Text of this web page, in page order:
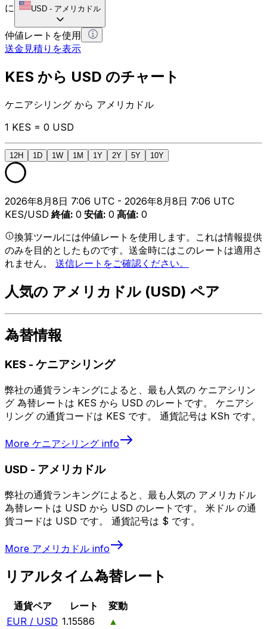
に
USD - アメリカドル
仲値レートを使用
送金見積りを表示
KES から USD のチャート
ケニアシリング から アメリカドル
1 KES = 0 USD
12H 1D 1W 1M 1Y 2Y 5Y 10Y
2026年8月8日 7:06 UTC - 2026年8月8日 7:06 UTC
KES/USD 終値: 0 安値: 0 高値: 0
換算ツールには仲値レートを使用します。これは情報提供
のみを目的としたものです。送金時にはこのレートは適用さ
れません。 送信レートをご確認ください。
人気の アメリカドル (USD) ペア
為替情報
KES - ケニアシリング
弊社の通貨ランキングによると、最も人気の ケニアシリン
グ 為替レートは KES から USD のレートです。 ケニアシ
リング の通貨コードは KES です。 通貨記号は KSh です。
More ケニアシリング info
USD - アメリカドル
弊社の通貨ランキングによると、最も人気の アメリカドル
為替レートは USD から USD のレートです。 米ドル の通
貨コードは USD です。 通貨記号は $ です。
More アメリカドル info
リアルタイム為替レート
通貨ペア レート
変動
EUR / USD 1.15586
▲